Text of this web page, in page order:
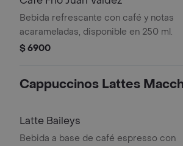
Bebida refrescante con café y notas
acarameladas, disponible en 250 ml.
$ 6900
Cappuccinos Lattes
Latte Baileys
Bebida a base de café espresso con